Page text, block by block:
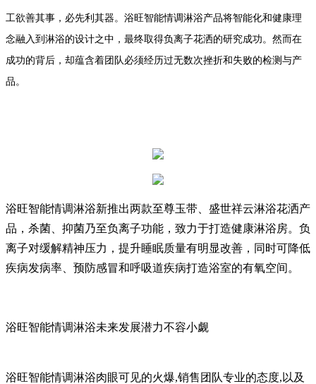
工欲善其事，必先利其器。浴旺智能情调淋浴产品将智能化和健康理
念融入到淋浴的设计之中，最终取得负离子花洒的研究成功。然而在
成功的背后， 却蕴含着团队必须经历过无数次挫折和失败的检测与产
品。
浴旺智能情调淋浴新推出两款至尊玉带、盛世祥云淋浴花洒产
品，杀菌、抑菌乃至负离子功能，致力于打造健康淋浴房。负
离子对缓解精神压力，提升睡眠质量有明显改善，同时可降低
疾病发病率、预防感冒和呼吸道疾病打造浴室的有氧空间。
浴旺智能情调淋浴未来发展潜力不容小觑
浴旺智能情调淋浴肉眼可见的火爆,销售团队专业的态度,以及